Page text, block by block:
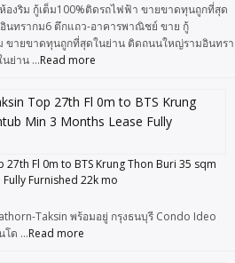
งริม กู้เต็ม100%ติดรถไฟฟ้า ขายขาดทุนถูกที่สุด
นทรากม6 ตึกแถว-อาคารพาณิชย์ ขาย กู้
ขายขาดทุนถูกที่สุดในย่าน ติดถนนใหญ่รามอินทรา
นย่าน …Read more
27th Fl 0m to BTS Krung Thon Buri 35 sqm
Furnished 22k mo
Taksin พร้อมอยู่ กรุงธนบุรี Condo Ideo
โด …Read more